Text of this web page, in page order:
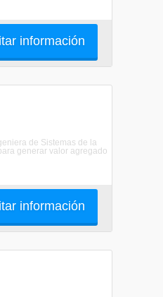
información
de Sistemas de la
generar valor agregado
información